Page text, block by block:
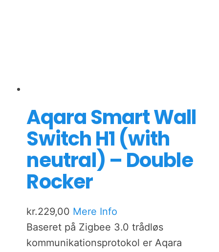
Aqara Smart Wall
Switch H1 (with
neutral) – Double
Rocker
kr.229,00 Mere Info
Baseret på Zigbee 3.0 trådløs
kommunikationsprotokol er Aqara